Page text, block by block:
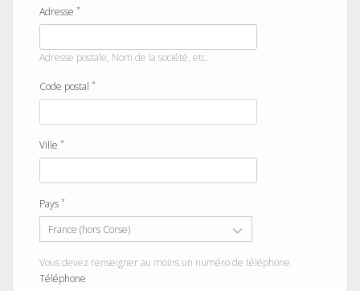
Adresse *
Adresse postale, Nom de la société, etc.
Code postal *
Ville *
Pays *
France (hors Corse)
Vous devez renseigner au moins un numéro de téléphone.
Téléphone